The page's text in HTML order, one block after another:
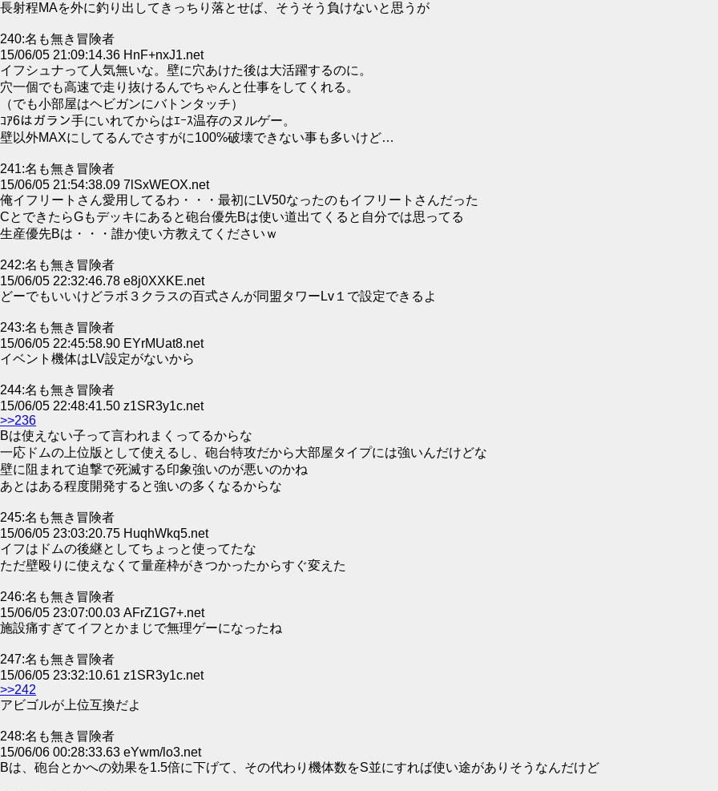
長射程MAを外に釣り出してきっちり落とせば、そうそう負けないと思うが
240:名も無き冒険者
15/06/05 21:09:14.36 HnF+nxJ1.net
イフシュナって人気無いな。壁に穴あけた後は大活躍するのに。
穴一個でも高速で走り抜けるんでちゃんと仕事をしてくれる。
（でも小部屋はヘビガンにバトンタッチ）
ｺｱ6はガラン手にいれてからはｴｰｽ温存のヌルゲー。
壁以外MAXにしてるんでさすがに100%破壊できない事も多いけど…
241:名も無き冒険者
15/06/05 21:54:38.09 7lSxWEOX.net
俺イフリートさん愛用してるわ・・・最初にLV50なったのもイフリートさんだった
CとできたらGもデッキにあると砲台優先Bは使い道出てくると自分では思ってる
生産優先Bは・・・誰か使い方教えてくださいｗ
242:名も無き冒険者
15/06/05 22:32:46.78 e8j0XXKE.net
どーでもいいけどラボ３クラスの百式さんが同盟タワーLv１で設定できるよ
243:名も無き冒険者
15/06/05 22:45:58.90 EYrMUat8.net
イベント機体はLV設定がないから
244:名も無き冒険者
15/06/05 22:48:41.50 z1SR3y1c.net
>>236
Bは使えない子って言われまくってるからな
一応ドムの上位版として使えるし、砲台特攻だから大部屋タイプには強いんだけどな
壁に阻まれて迫撃で死滅する印象強いのが悪いのかね
あとはある程度開発すると強いの多くなるからな
245:名も無き冒険者
15/06/05 23:03:20.75 HuqhWkq5.net
イフはドムの後継としてちょっと使ってたな
ただ壁殴りに使えなくて量産枠がきつかったからすぐ変えた
246:名も無き冒険者
15/06/05 23:07:00.03 AFrZ1G7+.net
施設痛すぎてイフとかまじで無理ゲーになったね
247:名も無き冒険者
15/06/05 23:32:10.61 z1SR3y1c.net
>>242
アビゴルが上位互換だよ
248:名も無き冒険者
15/06/06 00:28:33.63 eYwm/lo3.net
Bは、砲台とかへの効果を1.5倍に下げて、その代わり機体数をS並にすれば使い途がありそうなんだけど